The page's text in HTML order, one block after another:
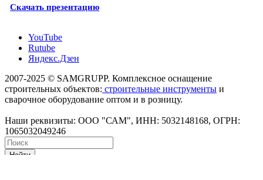
Скачать презентацию
YouTube
Rutube
Яндекс.Дзен
2007-2025 © SAMGRUPP. Комплексное оснащение
строительных объектов: строительные инструменты и
сварочное оборудование оптом и в розницу.
Наши реквизиты: ООО "САМ", ИНН: 5032148168, ОГРН:
1065032049246
Найти